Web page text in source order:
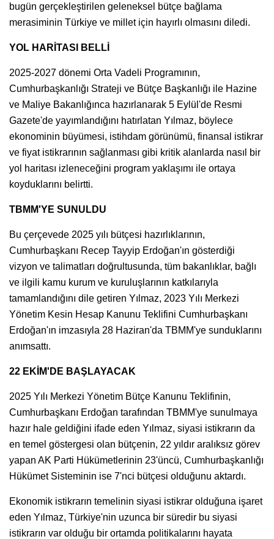
bugün gerçekleştirilen geleneksel bütçe bağlama
merasiminin Türkiye ve millet için hayırlı olmasını diledi.
YOL HARİTASI BELLİ
2025-2027 dönemi Orta Vadeli Programının,
Cumhurbaşkanlığı Strateji ve Bütçe Başkanlığı ile Hazine
ve Maliye Bakanlığınca hazırlanarak 5 Eylül'de Resmi
Gazete'de yayımlandığını hatırlatan Yılmaz, böylece
ekonominin büyümesi, istihdam görünümü, finansal istikrar
ve fiyat istikrarının sağlanması gibi kritik alanlarda nasıl bir
yol haritası izleneceğini program yaklaşımı ile ortaya
koyduklarını belirtti.
TBMM'YE SUNULDU
Bu çerçevede 2025 yılı bütçesi hazırlıklarının,
Cumhurbaşkanı Recep Tayyip Erdoğan'ın gösterdiği
vizyon ve talimatları doğrultusunda, tüm bakanlıklar, bağlı
ve ilgili kamu kurum ve kuruluşlarının katkılarıyla
tamamlandığını dile getiren Yılmaz, 2023 Yılı Merkezi
Yönetim Kesin Hesap Kanunu Teklifini Cumhurbaşkanı
Erdoğan'ın imzasıyla 28 Haziran'da TBMM'ye sunduklarını
anımsattı.
22 EKİM'DE BAŞLAYACAK
2025 Yılı Merkezi Yönetim Bütçe Kanunu Teklifinin,
Cumhurbaşkanı Erdoğan tarafından TBMM'ye sunulmaya
hazır hale geldiğini ifade eden Yılmaz, siyasi istikrarın da
en temel göstergesi olan bütçenin, 22 yıldır aralıksız görev
yapan AK Parti Hükümetlerinin 23'üncü, Cumhurbaşkanlığı
Hükümet Sisteminin ise 7'nci bütçesi olduğunu aktardı.
Ekonomik istikrarın temelinin siyasi istikrar olduğuna işaret
eden Yılmaz, Türkiye'nin uzunca bir süredir bu siyasi
istikrarın var olduğu bir ortamda politikalarını hayata